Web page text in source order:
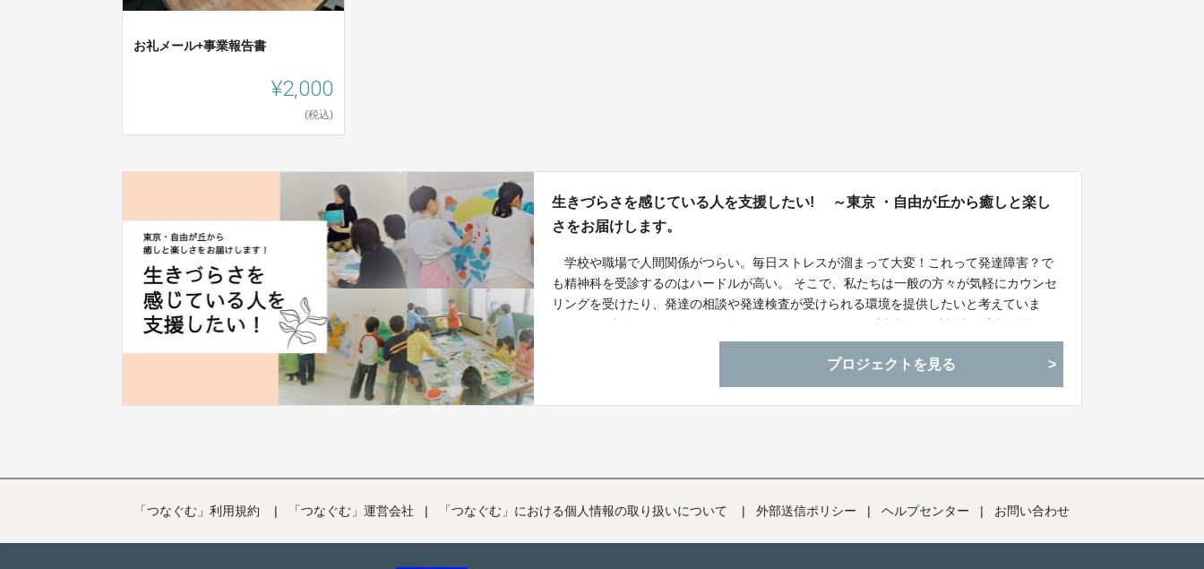
お礼メール+事業報告書
¥2,000
(税込)
生きづらさを感じている人を支援したい! ～東京 ・自由が丘から癒しと楽し
さをお届けします。
学校や職場で人間関係がつらい。毎日ストレスが溜まって大変！これって発達障害？で
も精神科を受診するのはハードルが高い。 そこで、私たちは一般の方々が気軽にカウンセ
リングを受けたり、発達の相談や発達検査が受けられる環境を提供したいと考えていま
ウンセラー（臨床心理士・公認心理師）が多数在籍しています。この度、発達支援のため
新規プロジェクトを立ち上げて、最新の検査キットの購入資金を調達し、継続的な活動を
プロジェクトを見る
「つなぐむ」利用規約 | 「つなぐむ」運営会社 | 「つなぐむ」における個人情報の取り扱いについて | 外部送信ポリシー | ヘルプセンター | お問い合わせ